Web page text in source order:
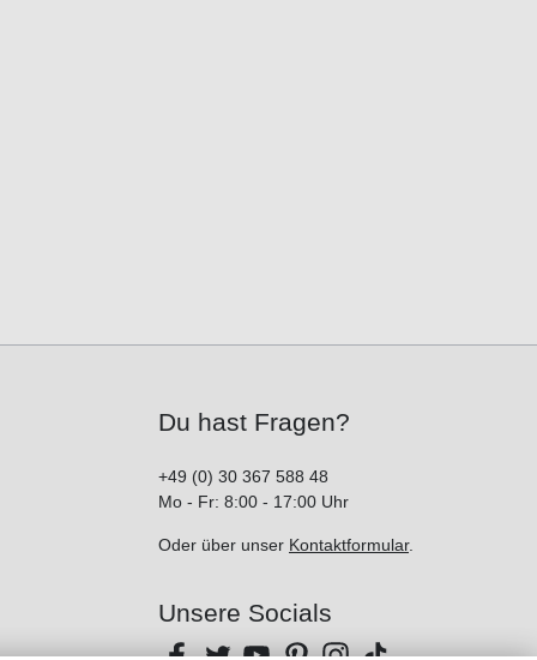
Du hast Fragen?
+49 (0) 30 367 588 48
Mo - Fr: 8:00 - 17:00 Uhr
Oder über unser Kontaktformular.
Unsere Socials